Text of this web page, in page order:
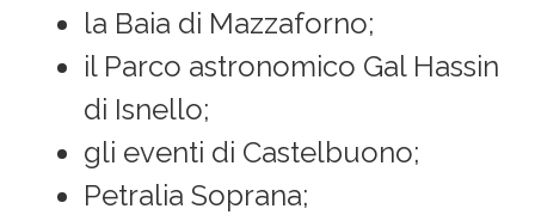
la Baia di Mazzaforno;
il Parco astronomico Gal Hassin
di Isnello;
gli eventi di Castelbuono;
Petralia Soprana;